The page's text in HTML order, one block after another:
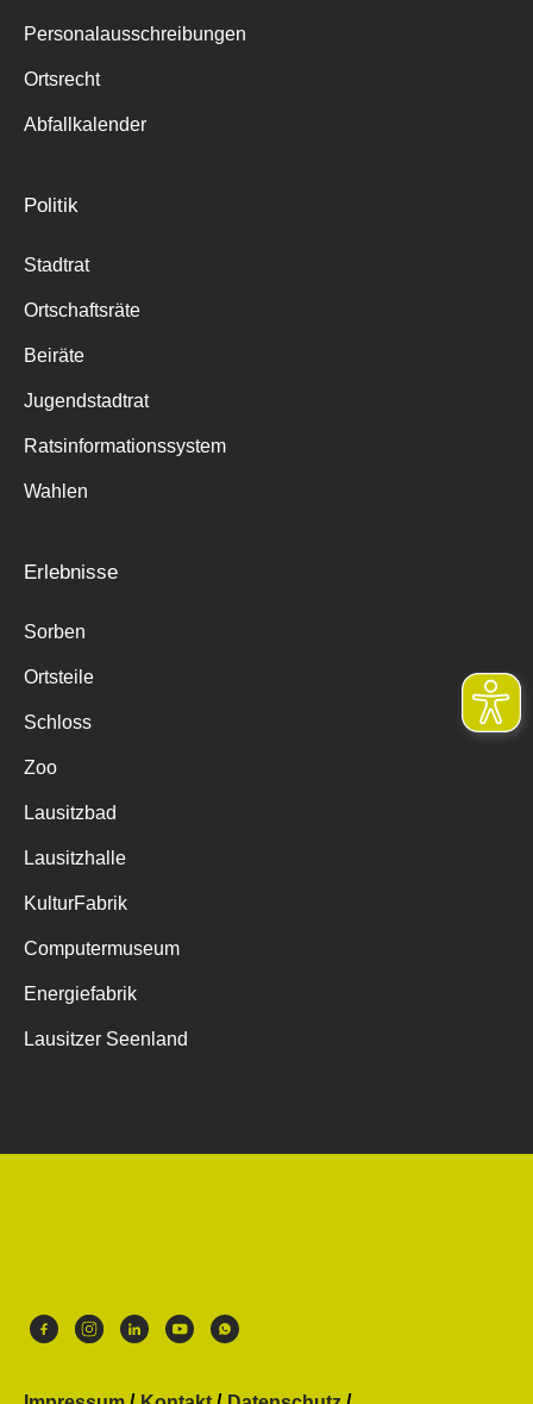
Personalausschreibungen
Ortsrecht
Abfallkalender
Politik
Stadtrat
Ortschaftsräte
Beiräte
Jugendstadtrat
Ratsinformationssystem
Wahlen
Erlebnisse
Sorben
Ortsteile
Schloss
Zoo
Lausitzbad
Lausitzhalle
KulturFabrik
Computermuseum
Energiefabrik
Lausitzer Seenland